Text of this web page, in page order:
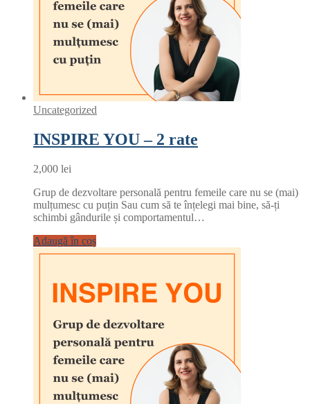
Uncategorized
INSPIRE YOU – 2 rate
2,000 lei
Grup de dezvoltare personală pentru femeile care nu se (mai)
mulțumesc cu puțin Sau cum să te înțelegi mai bine, să-ți
schimbi gândurile și comportamentul…
Adaugă în coș